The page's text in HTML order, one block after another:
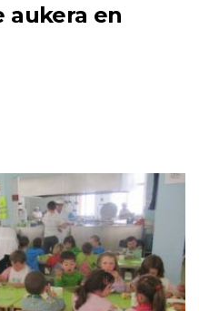
aukera en